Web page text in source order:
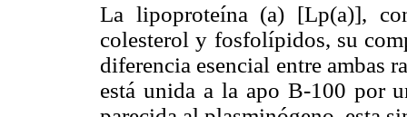
La lipoproteína (a) [Lp(a)],
colesterol y fosfolípidos, su
diferencia esencial entre ambas
está unida a la apo B-100 por